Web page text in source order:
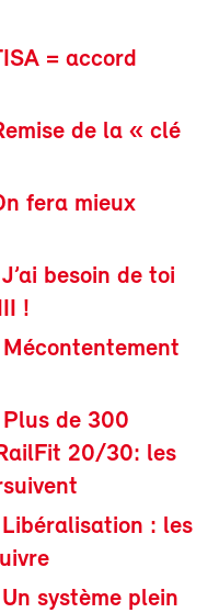
= accord
de la « clé
fera mieux
J’ai besoin de toi
!
Mécontentement
Plus de 300
20/30: les
Libéralisation : les
Un système plein